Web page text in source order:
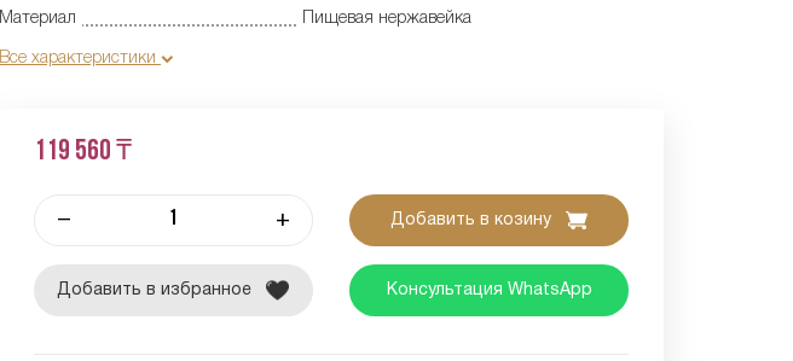
Материал
Пищевая нержавейка
Все характеристики
119 560 ₸
– + Добавить в козину
Добавить в избранное Консультация WhatsApp